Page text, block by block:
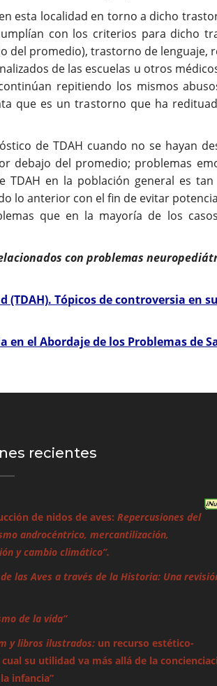
esta localidad en torno a dicho
con los criterios para dicho
del promedio), trastorno de
de las escuelas u otros
repitiendo los mismos
que es un trastorno que ha
de TDAH cuando no se hayan
debajo del promedio; problemas
TDAH en la población general es
lo anterior con el fin de evitar
que en la mayoría de los
con problemas
Tópicos de controversia en
en el Abordaje de los Problemas de
recientes
de nidos de aves: Repercusiones del
androcéntrico, mercantilización,
y cambio climático”.
las Aves a través de la Historia: Una
de la vida”
y libros ilustrados: un recurso estético-
su utilidad va más allá de la
infancia”